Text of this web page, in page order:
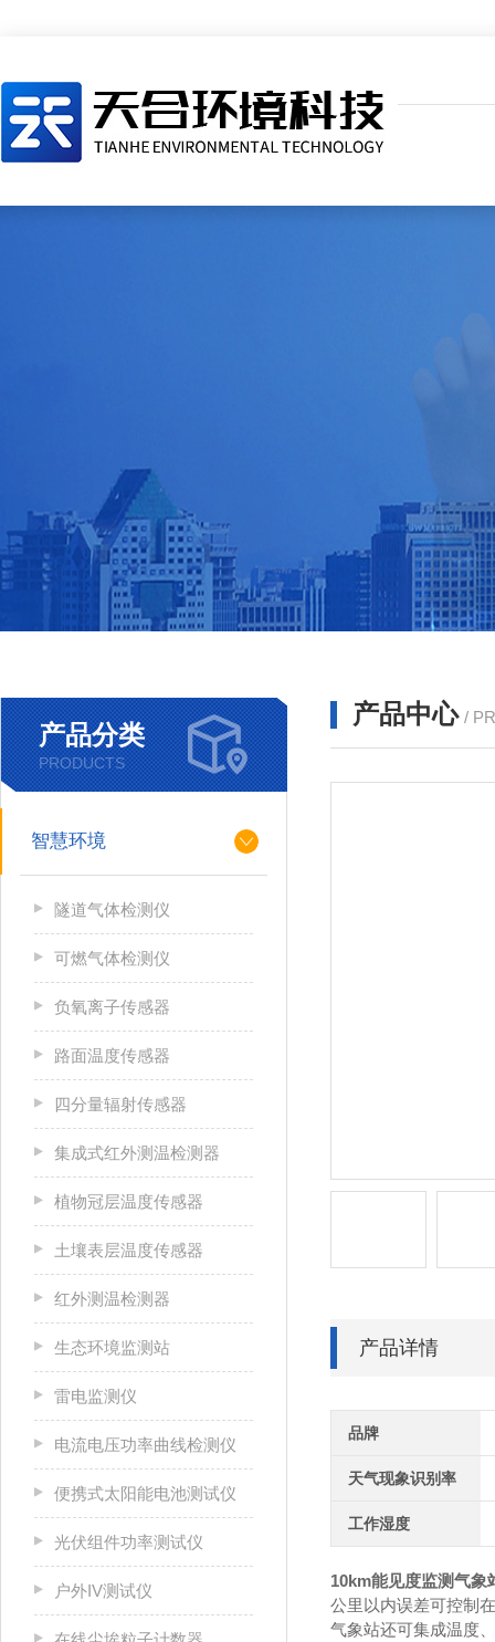
产品分类
PRODUCTS
智慧环境
隧道气体检测仪
可燃气体检测仪
负氧离子传感器
路面温度传感器
四分量辐射传感器
集成式红外测温检测器
植物冠层温度传感器
土壤表层温度传感器
红外测温检测器
生态环境监测站
雷电监测仪
电流电压功率曲线检测仪
便携式太阳能电池测试仪
光伏组件功率测试仪
户外IV测试仪
产品中心 /
产品详情
品牌
天气现象识别率
工作湿度
10km能见度监测气象
公里以内误差可控制
气象站还可集成温度